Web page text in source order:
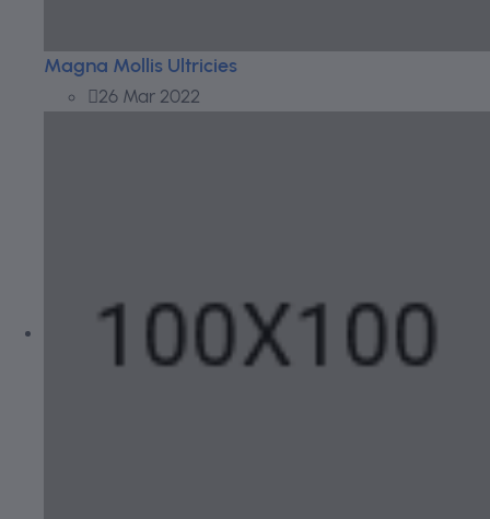
Magna Mollis Ultricies
26 Mar 2022